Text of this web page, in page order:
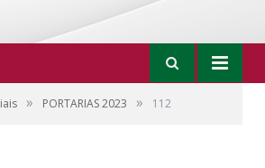
» PORTARIAS 2023 » 112